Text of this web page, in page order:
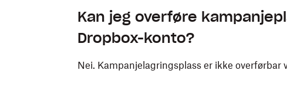
Kan jeg overføre
Dropbox-konto?
Nei. Kampanjelagringsplass er ikke overførbar